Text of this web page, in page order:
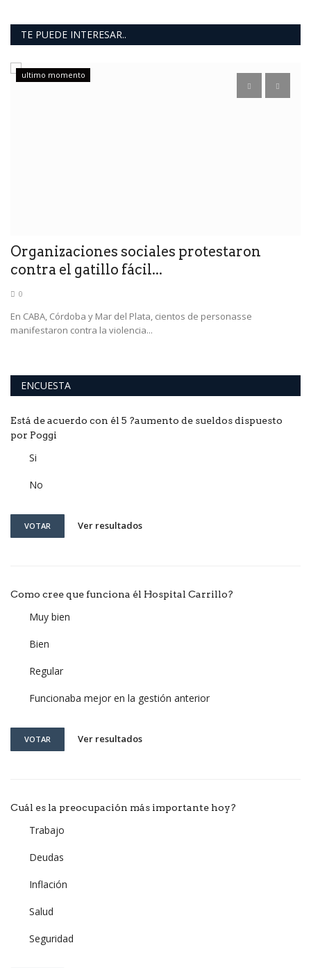
TE PUEDE INTERESAR..
ultimo momento
Organizaciones sociales protestaron
contra el gatillo fácil...
0
En CABA, Córdoba y Mar del Plata, cientos de personasse
manifestaron contra la violencia...
ENCUESTA
Está de acuerdo con él 5 ?aumento de sueldos dispuesto
por Poggi
Si
No
VOTAR Ver resultados
Como cree que funciona él Hospital Carrillo?
Muy bien
Bien
Regular
Funcionaba mejor en la gestión anterior
VOTAR Ver resultados
Cuál es la preocupación más importante hoy?
Trabajo
Deudas
Inflación
Salud
Seguridad